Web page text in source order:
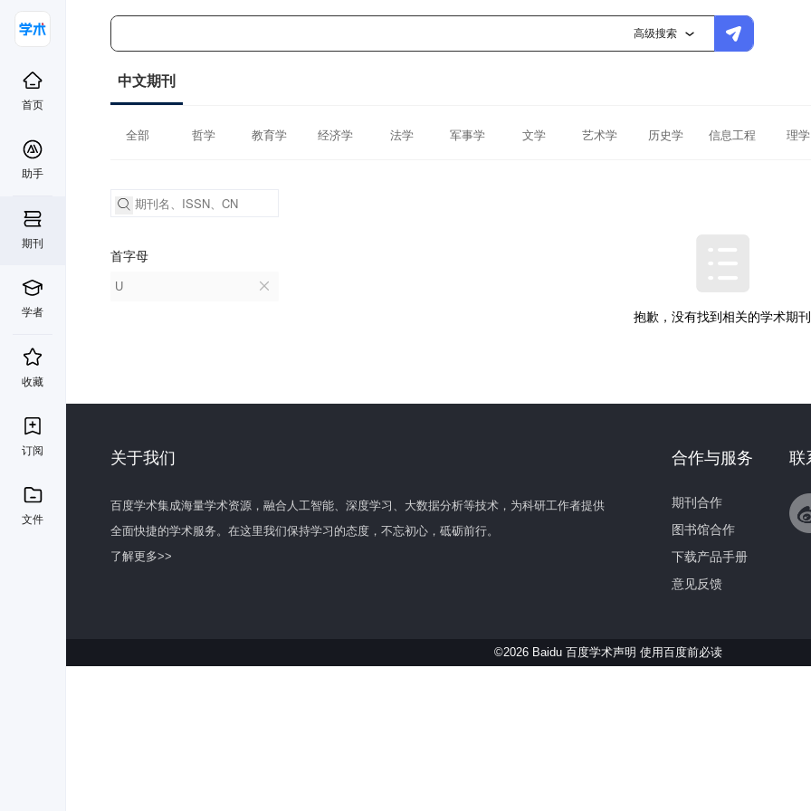
高级搜索
首页
助手
期刊
学者
收藏
订阅
文件
中文期刊
全部 哲学 教育学 经济学 法学 军事学 文学 艺术学 历史学 信息工程 理学
首字母
U
抱歉，没有找到相关的学术期刊
关于我们
百度学术集成海量学术资源，融合人工智能、深度学习、大数据分析等技术，为科研工作者提供
全面快捷的学术服务。在这里我们保持学习的态度，不忘初心，砥砺前行。
了解更多>>
联
合作与服务
期刊合作
图书馆合作
下载产品手册
意见反馈
©2026 Baidu 百度学术声明 使用百度前必读